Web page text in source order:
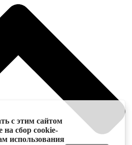
с этим сайтом
на сбор cookie-
использования